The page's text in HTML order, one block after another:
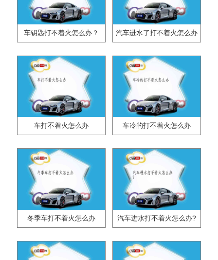
车钥匙打不着火怎么办？ 汽车进水了打不着火怎么办
车打不着火怎么办 车冷的打不着火怎么办
冬季车打不着火怎么办 汽车进水打不着火怎么办?